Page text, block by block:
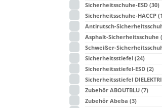
Sicherheitsschuhe-ESD (30)
Sicherheitsschuhe-HACCP
Antirutsch-
Asphalt-Sicherheitsschuhe
Schweißer-
Sicherheitsstiefel (24)
Sicherheitsstiefel-ESD (2)
Sicherheitsstiefel
Zubehör ABOUTBLU (7)
Zubehör Abeba (3)